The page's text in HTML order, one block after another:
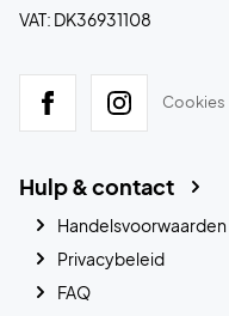
VAT: DK36931108
Cookies
Hulp & contact
Handelsvoorwaarden
Privacybeleid
FAQ